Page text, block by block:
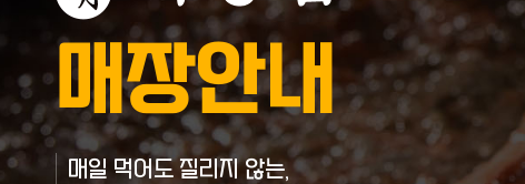
매장안내
매일 먹어도 질리지 않는,